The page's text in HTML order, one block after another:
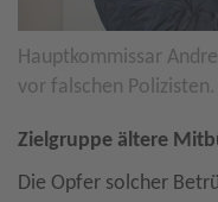
Hauptkommissar
vor falschen Polizisten.
Zielgruppe ältere
Die Opfer solcher